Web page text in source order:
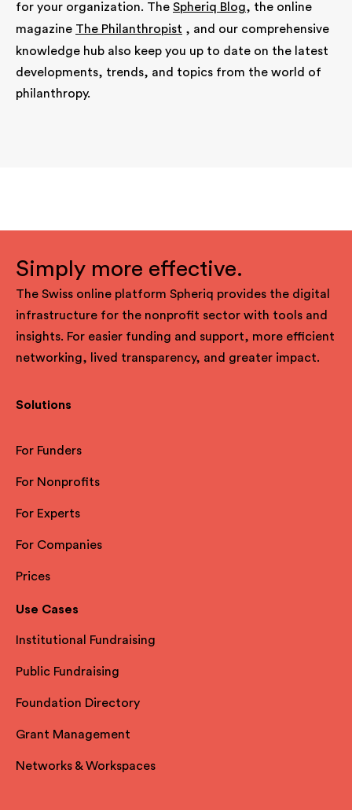
for your organization. The Spheriq Blog, the online
magazine The Philanthropist , and our comprehensive
knowledge hub also keep you up to date on the latest
developments, trends, and topics from the world of
philanthropy.
Simply more effective.
The Swiss online platform Spheriq provides the digital
infrastructure for the nonprofit sector with tools and
insights. For easier funding and support, more efficient
networking, lived transparency, and greater impact.
Solutions
For Funders
For Nonprofits
For Experts
For Companies
Prices
Use Cases
Institutional Fundraising
Public Fundraising
Foundation Directory
Grant Management
Networks & Workspaces